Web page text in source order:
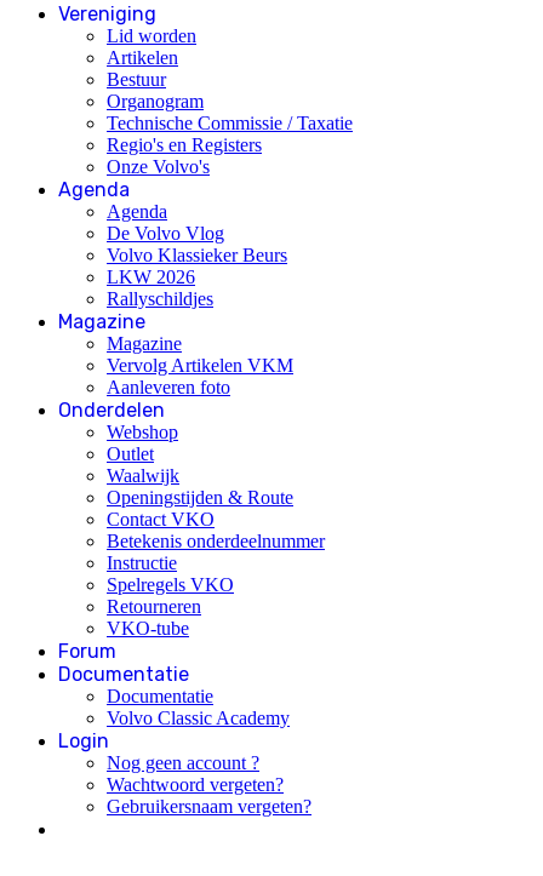
Vereniging
Lid worden
Artikelen
Bestuur
Organogram
Technische Commissie / Taxatie
Regio's en Registers
Onze Volvo's
Agenda
Agenda
De Volvo Vlog
Volvo Klassieker Beurs
LKW 2026
Rallyschildjes
Magazine
Magazine
Vervolg Artikelen VKM
Aanleveren foto
Onderdelen
Webshop
Outlet
Waalwijk
Openingstijden & Route
Contact VKO
Betekenis onderdeelnummer
Instructie
Spelregels VKO
Retourneren
VKO-tube
Forum
Documentatie
Documentatie
Volvo Classic Academy
Login
Nog geen account ?
Wachtwoord vergeten?
Gebruikersnaam vergeten?